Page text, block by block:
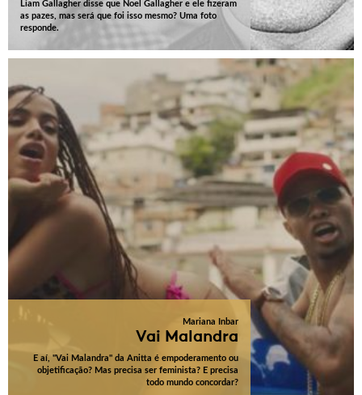
Liam Gallagher disse que Noel Gallagher e ele fizeram
as pazes, mas será que foi isso mesmo? Uma foto
responde.
Mariana Inbar
Vai Malandra
E aí, "Vai Malandra" da Anitta é empoderamento ou
objetificação? Mas precisa ser feminista? E precisa
todo mundo concordar?